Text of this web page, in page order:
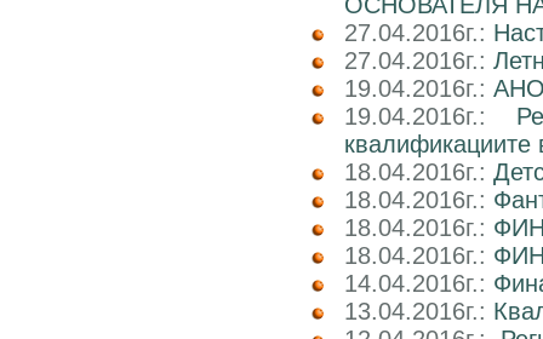
27.04.2016г.:
27.04.2016г.:
19.04.2016г.:
19.04.2016г.:
квалификациите
18.04.2016г.:
18.04.2016г.:
18.04.2016г.:
18.04.2016г.:
14.04.2016г.:
13.04.2016г.: